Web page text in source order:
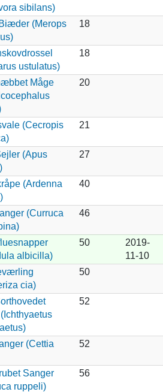
sibilans)
(Merops
18
ustulatus)
18
Måge
20
(Cecropis
21
(Apus
27
(Ardenna
40
(Curruca
46
albicilla)
50
2019-
11-10
cia)
50
52
(Cettia
52
Sanger
ruppeli)
56